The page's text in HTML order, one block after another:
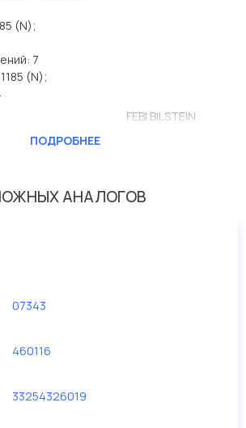
(N);
7
(N);
FEBI BILSTEIN
7
ПОДРОБНЕЕ
АНАЛОГОВ
07343
460116
33254326019